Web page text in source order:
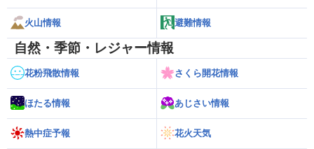
火山情報 避難情報
自然・季節・レジャー情報
花粉飛散情報 さくら開花情報
ほたる情報 あじさい情報
熱中症予報 花火天気